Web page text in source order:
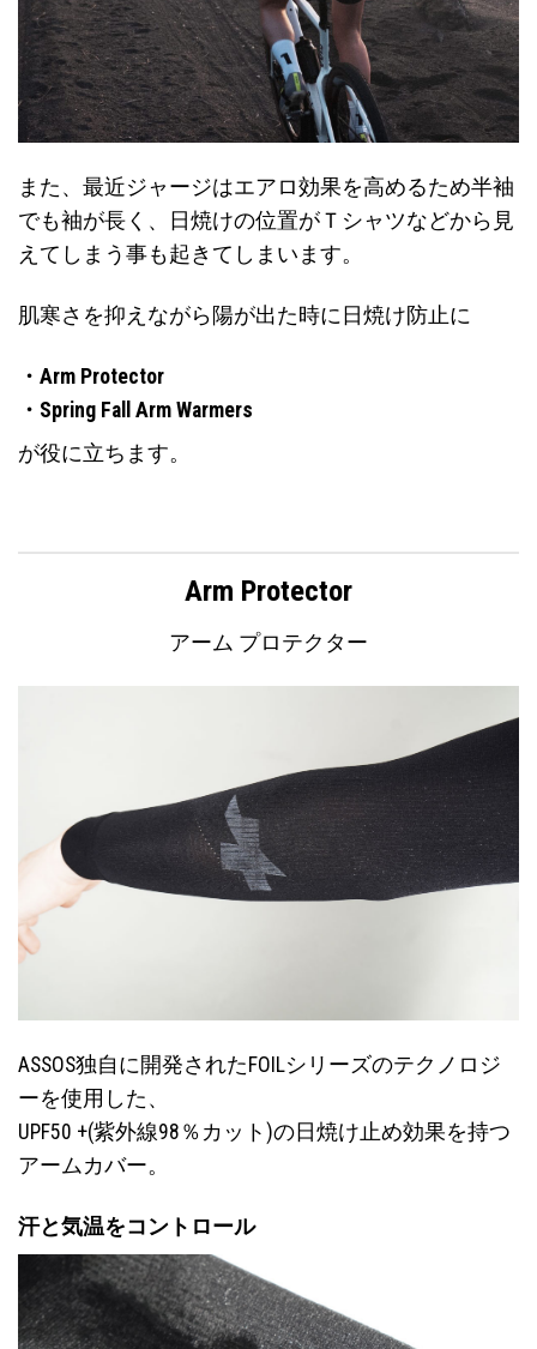
また、最近ジャージはエアロ効果を高めるため半袖
でも袖が長く、日焼けの位置がＴシャツなどから見
えてしまう事も起きてしまいます。
肌寒さを抑えながら陽が出た時に日焼け防止に
・Arm Protector
・Spring Fall Arm Warmers
が役に立ちます。
Arm Protector
アーム プロテクター
ASSOS独自に開発されたFOILシリーズのテクノロジ
ーを使用した、
UPF50 +(紫外線98％カット)の日焼け止め効果を持つ
アームカバー。
汗と気温をコントロール